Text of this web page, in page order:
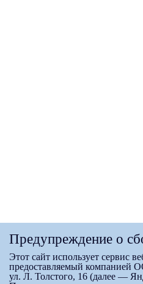
Предупреждение о
Этот сайт использует сервис
предоставляемый компанией
ул. Л. Толстого, 16 (далее —